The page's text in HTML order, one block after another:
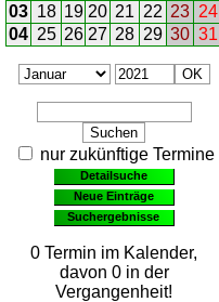
03 18 19 20 21 22 23 24
04 25 26 27 28 29 30 31
nur zukünftige Termine
Detailsuche
Neue Einträge
Suchergebnisse
0 Termin im Kalender,
davon 0 in der
Vergangenheit!